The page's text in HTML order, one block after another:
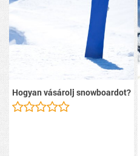
Hogyan vásárolj snowboardot?